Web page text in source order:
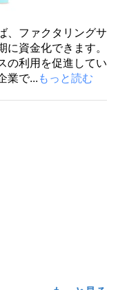
、ファクタリングサ
資金化できます。
の利用を促進してい
業で...もっと読む